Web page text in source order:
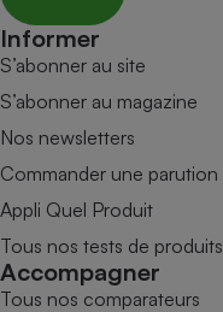
Informer
S’abonner au site
S’abonner au magazine
Nos newsletters
Commander une parution
Appli Quel Produit
Tous nos tests de produits
Accompagner
Tous nos comparateurs